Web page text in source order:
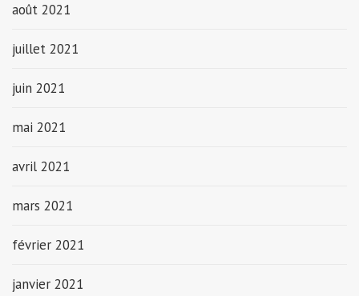
août 2021
juillet 2021
juin 2021
mai 2021
avril 2021
mars 2021
février 2021
janvier 2021